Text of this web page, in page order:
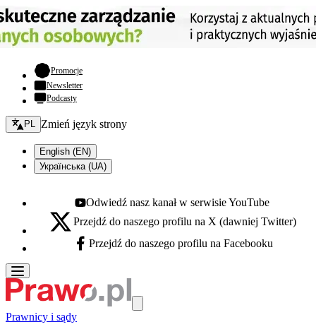
Promocje- otwiera się w nowej karcie
Newsletter
Podcasty
Zmień język - bieżący:
PL Zmień język strony
English (EN)
Українська (UA)
Youtube - otwiera się w nowej karcie
Odwiedź nasz kanał w serwisie YouTube
X - otwiera się w nowej karcie
Przejdź do naszego profilu na X (dawniej Twitter)
Facebook - otwiera się w nowej karcie
Przejdź do naszego profilu na Facebooku
Prawnicy i sądy